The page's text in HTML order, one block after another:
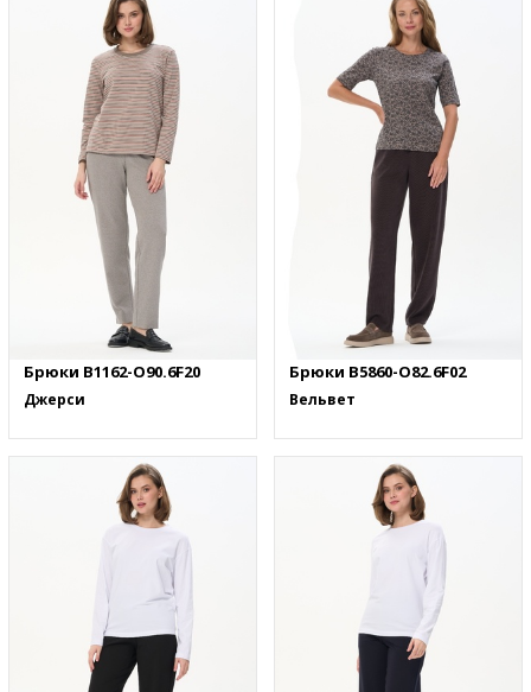
Брюки B1162-O90.6F20
Джерси
Брюки B5860-O82.6F02
Вельвет